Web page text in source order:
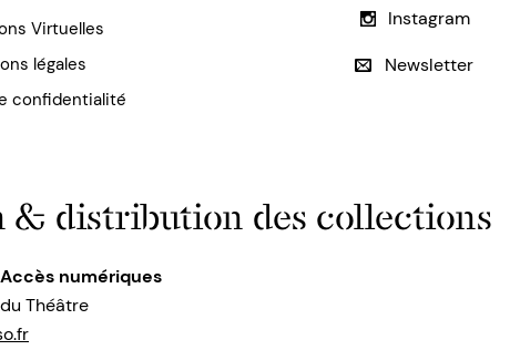
Virtuelles
légales
confidentialité
Instagram
Newsletter
& distribution des collections
Accès numériques
Théâtre